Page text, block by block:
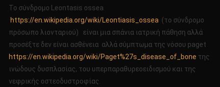
Το σύνδρομο Leontasis ossea
https://en.wikipedia.org/wiki/Leontiasis_ossea (το σύνδρομο
πρόσωπο λιονταριού) είναι μια σπάνια ιατρική πάθηση αλλά
προσέξτε δεν είναι ασθένεια αλλά σύμπτωμα της νόσου paget
https://en.wikipedia.org/wiki/Paget%27s_disease_of_bone της
ινώδους δυσπλασίας, του υπερπαραθυρεοειδισμού και της
νεφρικής οστεοδυστροφίας.